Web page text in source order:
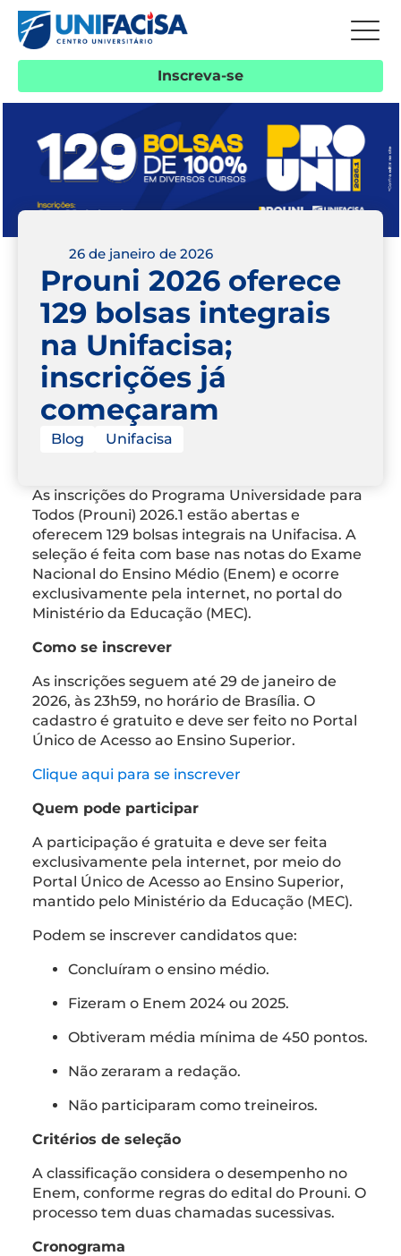
Inscreva-se
26 de janeiro de 2026
Prouni 2026 oferece
129 bolsas integrais
na Unifacisa;
inscrições já
começaram
Blog Unifacisa
As inscrições do Programa Universidade para
Todos (Prouni) 2026.1 estão abertas e
oferecem 129 bolsas integrais na Unifacisa. A
seleção é feita com base nas notas do Exame
Nacional do Ensino Médio (Enem) e ocorre
exclusivamente pela internet, no portal do
Ministério da Educação (MEC).
Como se inscrever
As inscrições seguem até 29 de janeiro de
2026, às 23h59, no horário de Brasília. O
cadastro é gratuito e deve ser feito no Portal
Único de Acesso ao Ensino Superior.
Clique aqui para se inscrever
Quem pode participar
A participação é gratuita e deve ser feita
exclusivamente pela internet, por meio do
Portal Único de Acesso ao Ensino Superior,
mantido pelo Ministério da Educação (MEC).
Podem se inscrever candidatos que:
Concluíram o ensino médio.
Fizeram o Enem 2024 ou 2025.
Obtiveram média mínima de 450 pontos.
Não zeraram a redação.
Não participaram como treineiros.
Critérios de seleção
A classificação considera o desempenho no
Enem, conforme regras do edital do Prouni. O
processo tem duas chamadas sucessivas.
Cronograma